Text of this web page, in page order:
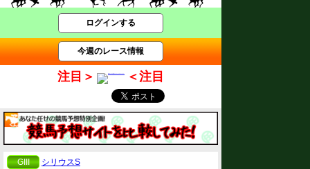
ログインする
今週のレース情報
注目＞ ＜注目
GIII
シリウスS